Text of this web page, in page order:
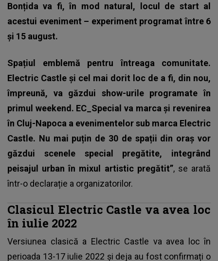
Bonțida va fi, în mod natural, locul de start al
acestui eveniment – experiment programat între 6
și 15 august.
Spațiul emblemă pentru întreaga comunitate.
Electric Castle și cel mai dorit loc de a fi, din nou,
împreună, va găzdui show-urile programate în
primul weekend. EC_Special va marca și revenirea
în Cluj-Napoca a evenimentelor sub marca Electric
Castle. Nu mai puțin de 30 de spații din oraș vor
găzdui scenele special pregătite, integrând
peisajul urban în mixul artistic pregătit”, se arată
într-o declarație a organizatorilor.
Clasicul Electric Castle va avea loc
în iulie 2022
Versiunea clasică a Electric Castle va avea loc în
perioada 13-17 iulie 2022 și deja au fost confirmați o